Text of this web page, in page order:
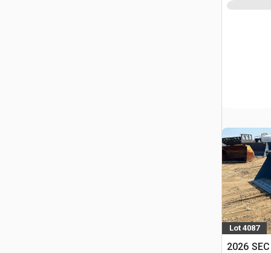
Lot 4087
2026